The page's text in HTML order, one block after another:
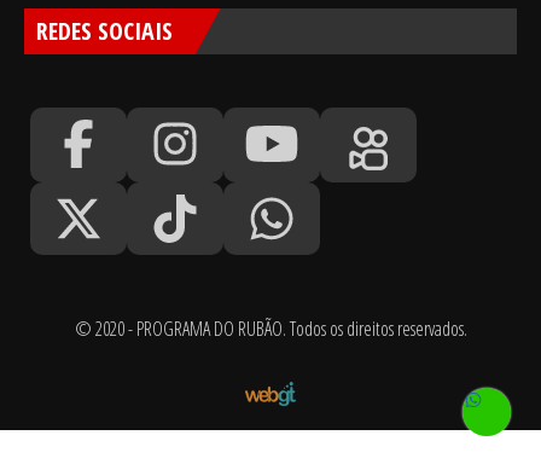
REDES SOCIAIS
© 2020 - PROGRAMA DO RUBÃO. Todos os direitos reservados.